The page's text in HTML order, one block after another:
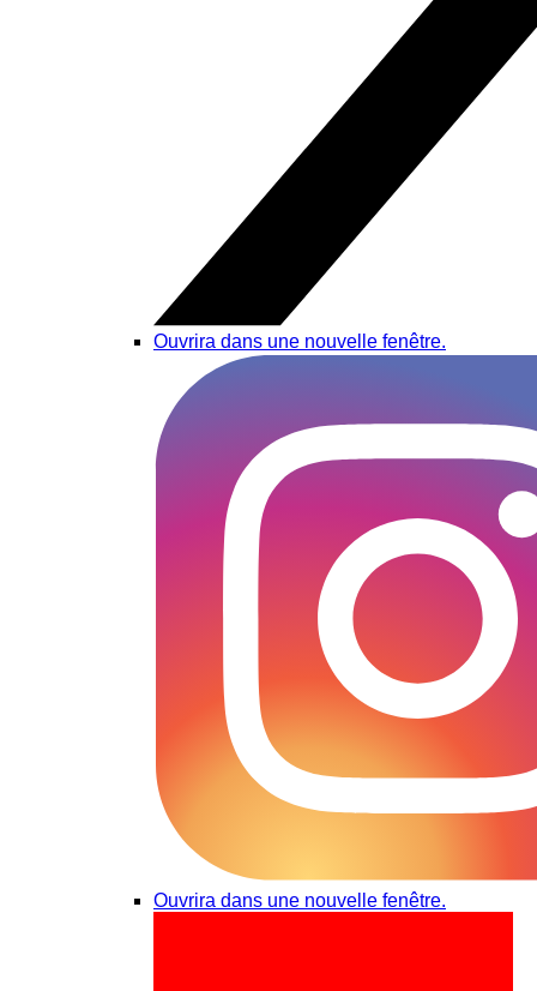
Ouvrira dans une nouvelle fenêtre.
Ouvrira dans une nouvelle fenêtre.